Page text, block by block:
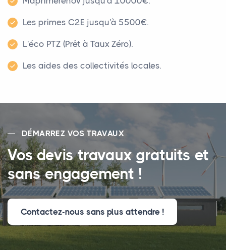
Les primes C2E jusqu'à 5500€.
L'éco PTZ (Prêt à Taux Zéro).
Les aides des collectivités locales.
DÉMARREZ VOS TRAVAUX
Vos devis travaux gratuits et
sans engagement !
Contactez-nous sans plus attendre !